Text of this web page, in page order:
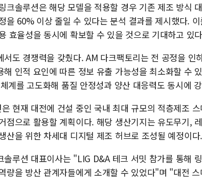
크솔루션은 해당 모델을 적용할 경우 기존 제조 방식
을 60% 이상 줄일 수 있다는 분석 결과를 제시했다.
효율성을 동시에 확보할 수 있을 것으로 기대하고 있
서도 경쟁력을 갖췄다. AM 다크팩토리는 전 공정을 인
해 인적 요인에 따른 정보 유출 가능성을 최소화할 수
계를 고도화해 품질 안정성과 양산 대응력도 동시에
현재 대전에 건설 중인 국내 최대 규모의 적층제조
점으로 활용할 계획이다. 해당 생산기지는 유도무기,
산을 위한 차세대 디지털 제조 허브로 조성될 예정이다.
솔루션 대표이사는 "LIG D&A 테크 서밋 참가를 통해
량을 방산 관계자들에게 소개할 수 있었다"며 "대전